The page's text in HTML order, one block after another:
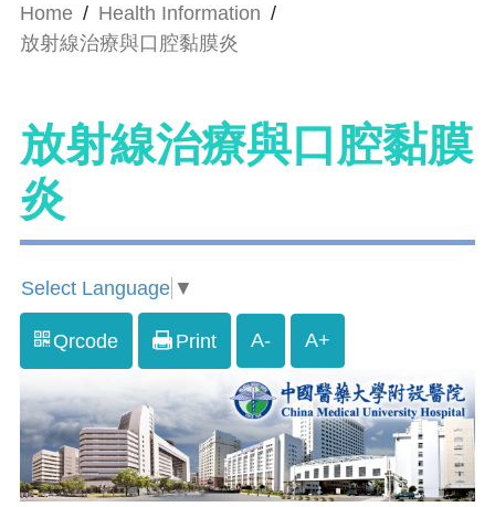
Home / Health Information /
放射線治療與口腔黏膜炎
放射線治療與口腔黏膜
炎
Select Language ▼
Qrcode Print A- A+